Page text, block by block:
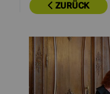
ZURÜCK